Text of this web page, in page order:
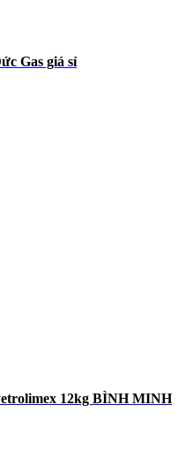
Gas giá sỉ
12kg BÌNH MINH